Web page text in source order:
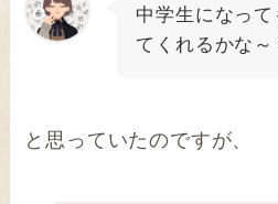
中学生になっ
てくれるかな～
と思っていたのですが、